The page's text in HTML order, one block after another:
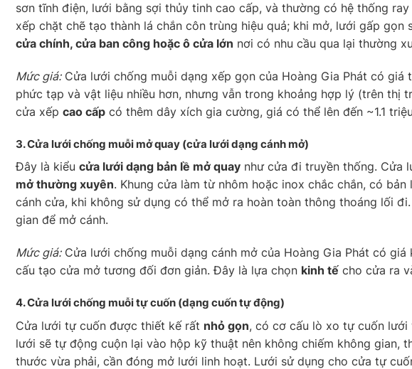
sơn tĩnh điện, lưới bằng sợi thủy tinh cao cấp, và thường có hệ thống
xếp chặt chẽ tạo thành lá chắn côn trùng hiệu quả; khi mở, lưới gấp gọn
cửa chính, cửa ban công hoặc ô cửa lớn nơi có nhu cầu qua lại thường
Mức giá:Cửa lưới chống muỗi dạng xếp gọn của Hoàng Gia Phát có giá
phức tạp và vật liệu nhiều hơn, nhưng vẫn trong khoảng hợp lý (trên
cửa xếp cao cấp có thêm dây xích gia cường, giá có thể lên đến ~1.1
3. Cửa lưới chống muỗi mở quay (cửa lưới dạng cánh mở)
Đây là kiểu cửa lưới dạng bản lề mở quay như cửa đi truyền thống. Cửa
mở thường xuyên. Khung cửa làm từ nhôm hoặc inox chắc chắn, có
cánh cửa, khi không sử dụng có thể mở ra hoàn toàn thông thoáng lối
gian để mở cánh.
Mức giá:Cửa lưới chống muỗi dạng cánh mở của Hoàng Gia Phát có giá
cấu tạo cửa mở tương đối đơn giản. Đây là lựa chọn kinh tế cho cửa ra
4. Cửa lưới chống muỗitự cuốn (dạng cuốn tự động)
Cửa lưới tự cuốn được thiết kế rất nhỏ gọn, có cơ cấu lò xo tự cuốn lưới
lưới sẽ tự động cuộn lại vào hộp kỹ thuật nên không chiếm không gian,
thước vừa phải, cần đóng mở lưới linh hoạt. Lưới sử dụng cho cửa tự